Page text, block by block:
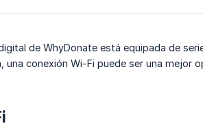
de WhyDonate está equipada de
conexión Wi-Fi puede ser una mejor